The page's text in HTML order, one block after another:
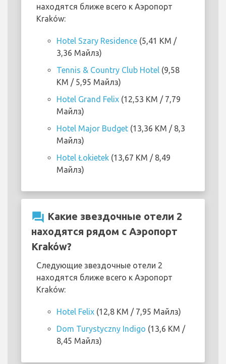
находятся ближе всего к Аэропорт
Kraków:
Hotel Szary Residence (5,41 KM /
3,36 Майлз)
Tennis & Country Club Hotel (9,58
KM / 5,95 Майлз)
Hotel Grand Felix (12,53 KM / 7,79
Майлз)
Hotel Major Budget (13,36 KM / 8,3
Майлз)
Hotel Łokietek (13,67 KM / 8,49
Майлз)
question_answer Какие звездочные отели 2
находятся рядом с Аэропорт
Kraków?
Следующие звездочные отели 2
находятся ближе всего к Аэропорт
Kraków:
Hotel Felix (12,8 KM / 7,95 Майлз)
Dom Turystyczny Indigo (13,6 KM /
8,45 Майлз)